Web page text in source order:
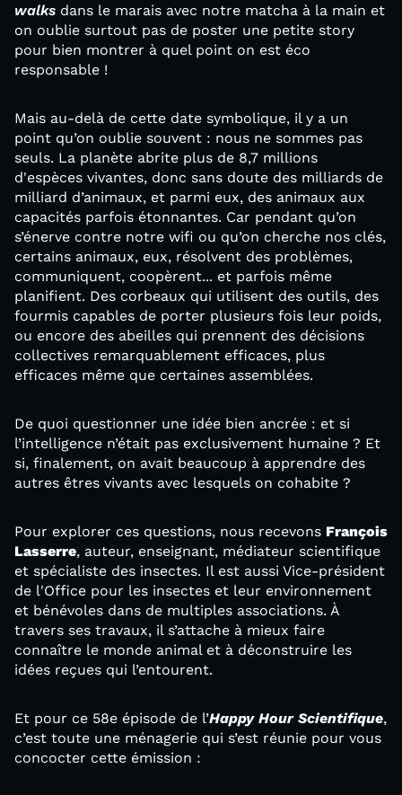
walks dans le marais avec notre matcha à la main et
on oublie surtout pas de poster une petite story
pour bien montrer à quel point on est éco
responsable !
Mais au-delà de cette date symbolique, il y a un
point qu’on oublie souvent : nous ne sommes pas
seuls. La planète abrite plus de 8,7 millions
d'espèces vivantes, donc sans doute des milliards de
milliard d’animaux, et parmi eux, des animaux aux
capacités parfois étonnantes. Car pendant qu’on
s’énerve contre notre wifi ou qu’on cherche nos clés,
certains animaux, eux, résolvent des problèmes,
communiquent, coopèrent... et parfois même
planifient. Des corbeaux qui utilisent des outils, des
fourmis capables de porter plusieurs fois leur poids,
ou encore des abeilles qui prennent des décisions
collectives remarquablement efficaces, plus
efficaces même que certaines assemblées.
De quoi questionner une idée bien ancrée : et si
l’intelligence n’était pas exclusivement humaine ? Et
si, finalement, on avait beaucoup à apprendre des
autres êtres vivants avec lesquels on cohabite ?
Pour explorer ces questions, nous recevons François
Lasserre, auteur, enseignant, médiateur scientifique
et spécialiste des insectes. Il est aussi Vice-président
de l'Office pour les insectes et leur environnement
et bénévoles dans de multiples associations. À
travers ses travaux, il s’attache à mieux faire
connaître le monde animal et à déconstruire les
idées reçues qui l’entourent.
Et pour ce 58e épisode de l’Happy Hour Scientifique,
c’est toute une ménagerie qui s’est réunie pour vous
concocter cette émission :